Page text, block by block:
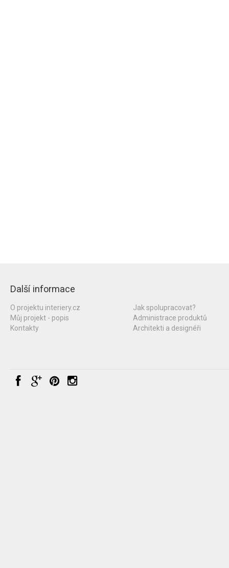
Další informace
O projektu interiery.cz
Můj projekt - popis
Kontakty
Jak spolupracovat?
Administrace produktů
Architekti a designéři